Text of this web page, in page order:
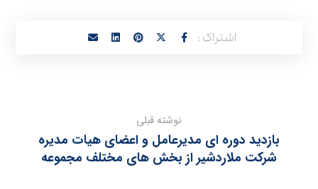
نوشته قبلی
بازدید دوره ای مدیرعامل و اعضای هیات مدیره
شرکت ملاردشیر از بخش‌ های مختلف مجموعه